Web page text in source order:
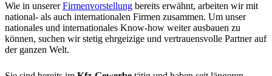
Wie in unsererFirmenvorstellung bereits erwähnt, arbeiten wir mit
national- als auch internationalen Firmen zusammen. Um unser
nationales und internationales Know-how weiter ausbauen zu
können, suchen wir stetig ehrgeizige und vertrauensvolle Partner auf
der ganzen Welt.